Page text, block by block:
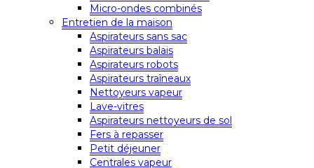
Micro-ondes combinés
Entretien de la maison
Aspirateurs sans sac
Aspirateurs balais
Aspirateurs robots
Aspirateurs traîneaux
Nettoyeurs vapeur
Lave-vitres
Aspirateurs nettoyeurs de sol
Fers à repasser
Petit déjeuner
Centrales vapeur